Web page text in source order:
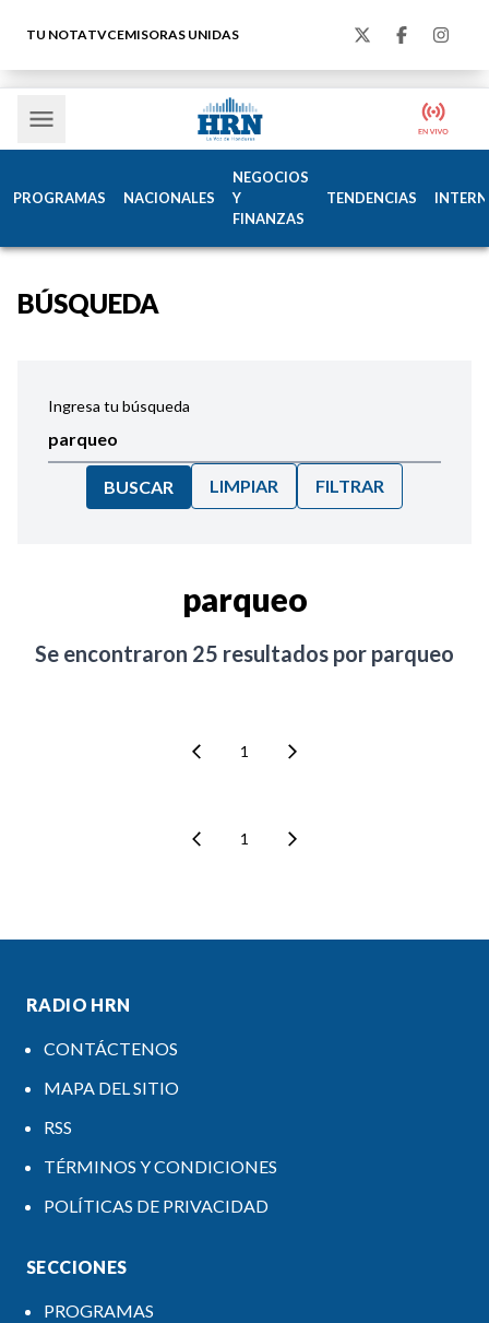
TU NOTATVCEMISORAS UNIDAS
PROGRAMAS NACIONALES
NEGOCIOS
Y
FINANZAS
TENDENCIAS
BÚSQUEDA
Ingresa tu búsqueda
BUSCAR LIMPIAR FILTRAR
parqueo
Se encontraron 25 resultados por parqueo
1
1
RADIO HRN
CONTÁCTENOS
MAPA DEL SITIO
RSS
TÉRMINOS Y CONDICIONES
POLÍTICAS DE PRIVACIDAD
SECCIONES
PROGRAMAS